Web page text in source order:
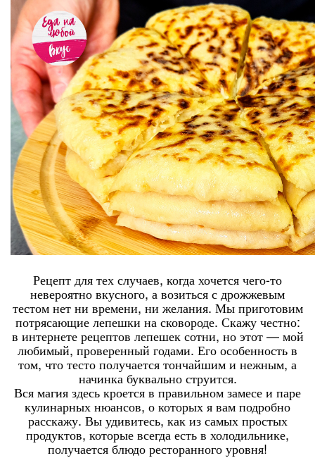
Рецепт для тех случаев, когда хочется чего-то
невероятно вкусного, а возиться с дрожжевым
тестом нет ни времени, ни желания. Мы приготовим
потрясающие лепешки на сковороде. Скажу честно:
в интернете рецептов лепешек сотни, но этот — мой
любимый, проверенный годами. Его особенность в
том, что тесто получается тончайшим и нежным, а
начинка буквально струится.
Вся магия здесь кроется в правильном замесе и паре
кулинарных нюансов, о которых я вам подробно
расскажу. Вы удивитесь, как из самых простых
продуктов, которые всегда есть в холодильнике,
получается блюдо ресторанного уровня!